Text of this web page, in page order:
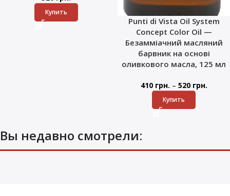
Купить
Punti di Vista Oil System
Concept Color Oil —
Безамміачний масляний
барвник на основі
оливкового масла, 125 мл
410 грн. – 520 грн.
Купить
Вы недавно смотрели: